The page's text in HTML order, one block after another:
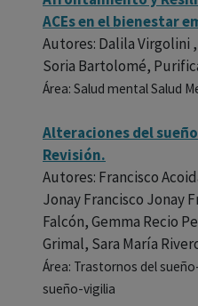
ACEs en el bienestar
Autores: Dalila Virgolini
Soria Bartolomé,
Área: Salud mental Salud
Alteraciones del
Revisión.
Autores: Francisco
Jonay Francisco Jonay
Falcón, Gemma Recio
Grimal, Sara María
Área: Trastornos del
sueño-vigilia